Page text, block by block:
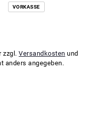
VORKASSE
zzgl.Versandkosten und
anders angegeben.